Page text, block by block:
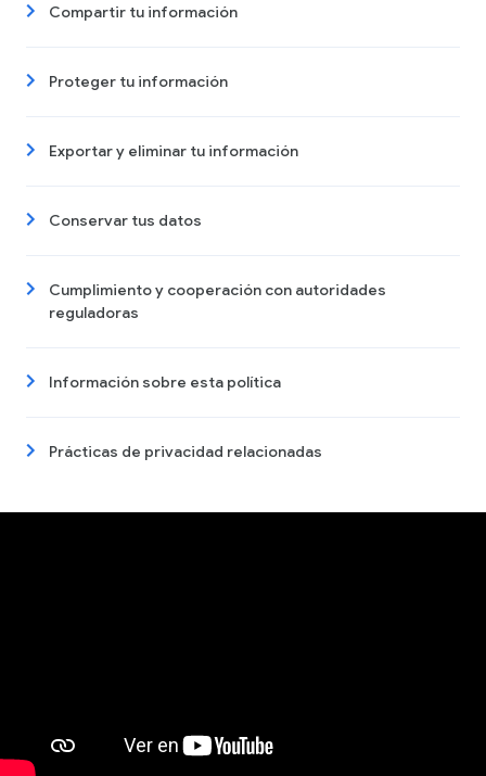
Compartir tu información
Proteger tu información
Exportar y eliminar tu información
Conservar tus datos
Cumplimiento y cooperación con autoridades
reguladoras
Información sobre esta política
Prácticas de privacidad relacionadas